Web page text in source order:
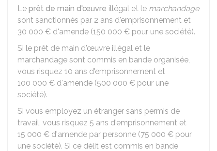
Le prêt de main d'œuvre illégal et le marchandage
sont sanctionnés par 2 ans d'emprisonnement et
30 000 € d'amende (150 000 € pour une société).
Si le prêt de main d'œuvre illégal et le
marchandage sont commis en bande organisée,
vous risquez 10 ans d'emprisonnement et
100 000 € d'amende (500 000 € pour une
société).
Si vous employez un étranger sans permis de
travail, vous risquez 5 ans d'emprisonnement et
15 000 € d'amende par personne (75 000 € pour
une société). Si ce délit est commis en bande